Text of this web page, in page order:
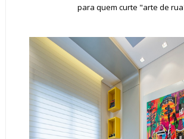
para quem curte "arte de